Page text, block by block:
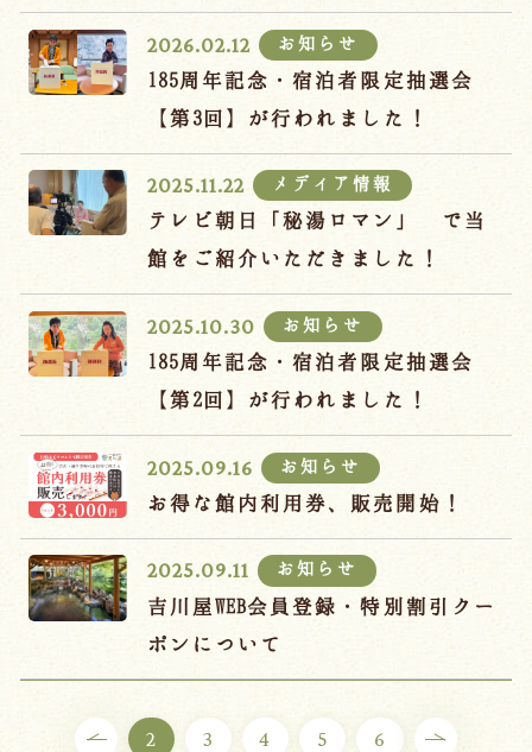
2026.02.12 お知らせ
185周年記念・宿泊者限定抽選会
【第3回】が行われました！
2025.11.22 メディア情報
テレビ朝日「秘湯ロマン」 で当
館をご紹介いただきました！
2025.10.30 お知らせ
185周年記念・宿泊者限定抽選会
【第2回】が行われました！
2025.09.16 お知らせ
お得な館内利用券、販売開始！
2025.09.11 お知らせ
吉川屋WEB会員登録・特別割引クー
ポンについて
2 3 4 5 6
Language